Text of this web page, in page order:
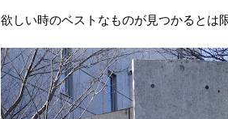
欲しい時のベストなものが見つかるとは